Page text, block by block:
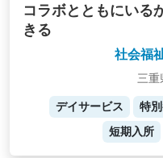
コラボとともにいる
きる
社会福
三重
デイサービス 特
短期入所